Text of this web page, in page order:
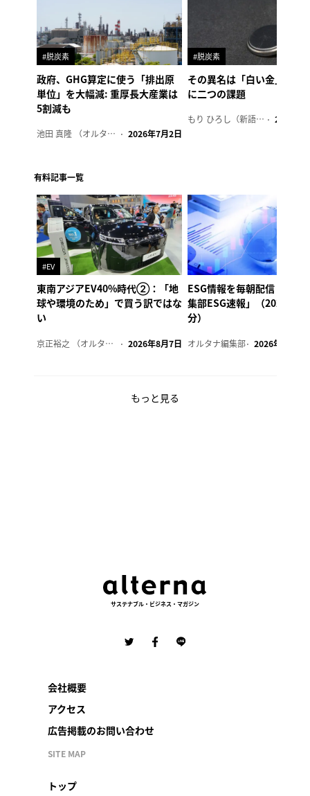
#脱炭素
政府、GHG算定に使う「排出原
単位」を大幅減: 重厚長大産業は
5割減も
池田 真隆 （オルタナ輪番編集長） 2026年7月2日
#脱炭素
その異名は「白い金」、リ
に二つの課題
もり ひろし（新語ウォッチャー） 2023年7
有料記事一覧
#EV
東南アジアEV40%時代②：「地
球や環境のため」で買う訳ではな
い
京正裕之 （オルタナ副編集長） 2026年8月7日
ESG情報を毎朝配信「オル
集部ESG速報」（2026年8
分）
オルタナ編集部 2026年8月7日
もっと見る
サステナブル・ビジネス・マガジン
会社概要
アクセス
広告掲載のお問い合わせ
SITE MAP
トップ